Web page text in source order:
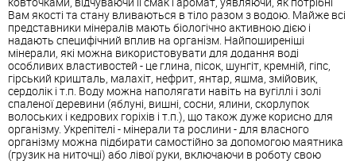
Вам якості та стану вливаються в тіло разом з водою. Майже всі
представники мінералів мають біологічно активною дією і
надають специфічний вплив на організм. Найпоширеніші
мінерали, які можна використовувати для додання воді
особливих властивостей - це глина, пісок, шунгіт, кремній, гіпс,
гірський кришталь, малахіт, нефрит, янтар, яшма, змійовик,
сердолік і т.п. Воду можна наполягати навіть на вугіллі і золі
спаленої деревини (яблуні, вишні, сосни, ялини, скорлупок
волоських і кедрових горіхів і т.п.), що також дуже корисно для
організму. Укрепітелі - мінерали та рослини - для власного
організму можна підбирати самостійно за допомогою маятника
(грузик на ниточці) або лівої руки, включаючи в роботу свою